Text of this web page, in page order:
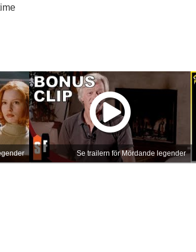
Se trailern för Mördande legender